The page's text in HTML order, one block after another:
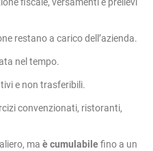
fiscale, versamenti e prelievi
restano a carico dell’azienda.
nel tempo.
e non trasferibili.
convenzionati, ristoranti,
ma è cumulabilefino a un